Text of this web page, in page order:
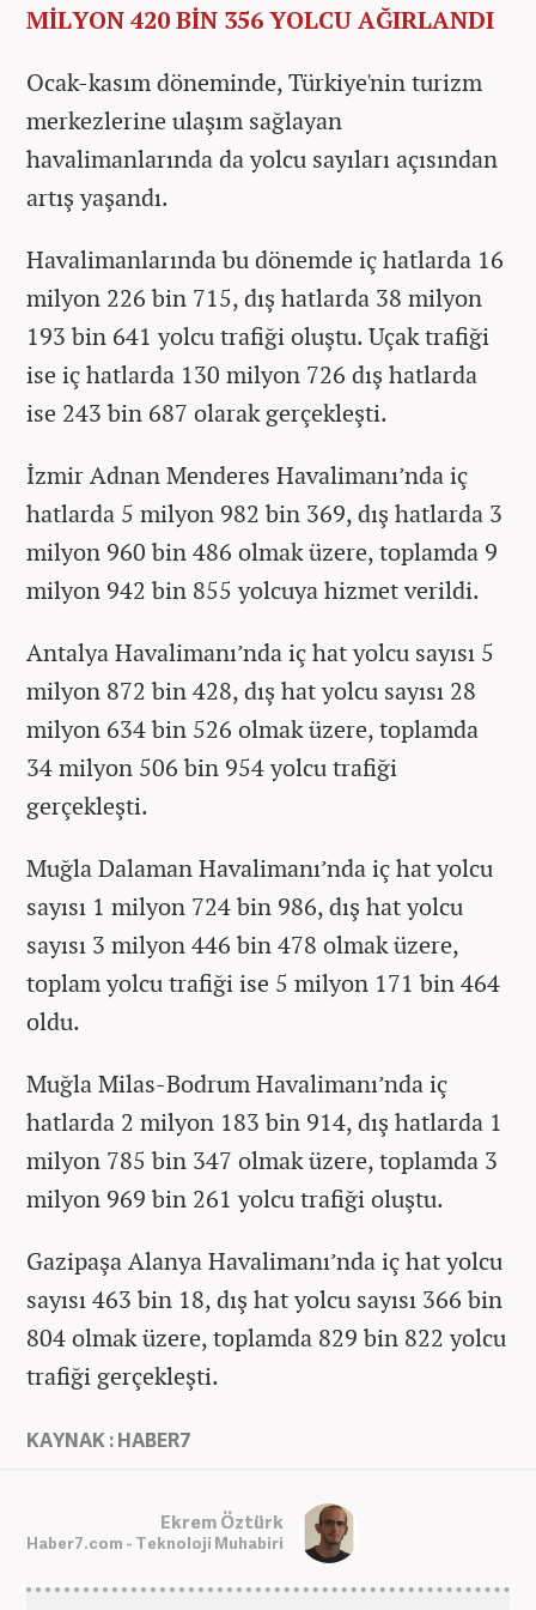
MİLYON 420 BİN 356 YOLCU AĞIRLANDI
Ocak-kasım döneminde, Türkiye'nin turizm
merkezlerine ulaşım sağlayan
havalimanlarında da yolcu sayıları açısından
artış yaşandı.
Havalimanlarında bu dönemde iç hatlarda 16
milyon 226 bin 715, dış hatlarda 38 milyon
193 bin 641 yolcu trafiği oluştu. Uçak trafiği
ise iç hatlarda 130 milyon 726 dış hatlarda
ise 243 bin 687 olarak gerçekleşti.
İzmir Adnan Menderes Havalimanı’nda iç
hatlarda 5 milyon 982 bin 369, dış hatlarda 3
milyon 960 bin 486 olmak üzere, toplamda 9
milyon 942 bin 855 yolcuya hizmet verildi.
Antalya Havalimanı’nda iç hat yolcu sayısı 5
milyon 872 bin 428, dış hat yolcu sayısı 28
milyon 634 bin 526 olmak üzere, toplamda
34 milyon 506 bin 954 yolcu trafiği
gerçekleşti.
Muğla Dalaman Havalimanı’nda iç hat yolcu
sayısı 1 milyon 724 bin 986, dış hat yolcu
sayısı 3 milyon 446 bin 478 olmak üzere,
toplam yolcu trafiği ise 5 milyon 171 bin 464
oldu.
Muğla Milas-Bodrum Havalimanı’nda iç
hatlarda 2 milyon 183 bin 914, dış hatlarda 1
milyon 785 bin 347 olmak üzere, toplamda 3
milyon 969 bin 261 yolcu trafiği oluştu.
Gazipaşa Alanya Havalimanı’nda iç hat yolcu
sayısı 463 bin 18, dış hat yolcu sayısı 366 bin
804 olmak üzere, toplamda 829 bin 822 yolcu
trafiği gerçekleşti.
KAYNAK : HABER7
Ekrem Öztürk
Haber7.com - Teknoloji Muhabiri